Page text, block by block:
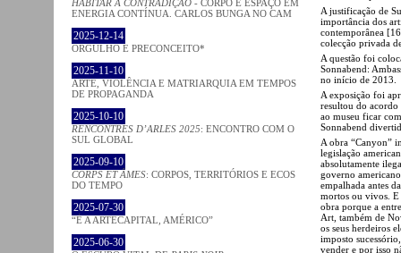
HABITAR A CONTRADIÇÃO - CORPO E ESPAÇO EM
ENERGIA CONTÍNUA. CARLOS BUNGA NO CAM
2025-12-14
ORGULHO E PRECONCEITO*
2025-11-10
ARTE, VIOLÊNCIA E MATRIARQUIA EM TEMPOS
DE PROPAGANDA
2025-10-10
RENCONTRES D’ARLES 2025: ENCONTRO COM O
SUL GLOBAL
2025-09-10
CORPS ET ÂMES: CORPOS, TERRITÓRIOS E ECOS
DO TEMPO
2025-07-30
“É A ARTECAPITAL, AMÉRICO”
2025-06-30
A justificação de
importância dos
contemporânea
colecção privada
A questão foi
Sonnabend:
no início de 2013.
A exposição foi
resultou do
ao museu ficar
Sonnabend
A obra “Canyon”
legislação
absolutamente
governo
empalhada antes
mortos ou vivos. E
obra porque a
Art, também de
os seus herdeiros
imposto
vender e por isso